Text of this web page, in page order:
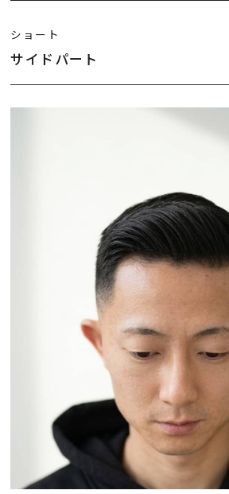
ショート
サイドパート